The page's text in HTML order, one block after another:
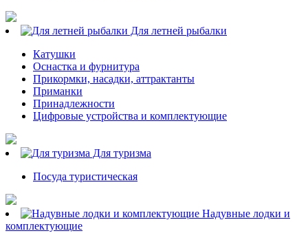
Для летней рыбалки
Катушки
Оснастка и фурнитура
Прикормки, насадки, аттрактанты
Приманки
Принадлежности
Цифровые устройства и комплектующие
Для туризма
Посуда туристическая
Надувные лодки и
комплектующие